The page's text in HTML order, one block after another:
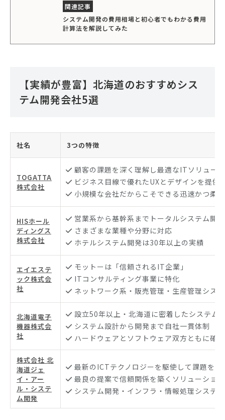
システム開発の費用相場と初心者でもわかる費用
計算法を解説してみた
【実績が豊富】北海道のおすすめシス
テム開発会社5選
社名 3つの特徴
TOGATTA
株式会社
顧客の課題を深く理解し最適なITソリュー
ビジネス目線で優れたUXとデザインを提供
小規模な会社だからこそできる迅速かつ柔
HISホール
ディングス
株式会社
営業系から基幹系までトータルシステム開発
さまざまな業種や分野に対応
ホテルシステム開発は30年以上の実績
エイエステ
ック株式会
社
モットーは「信頼されるIT企業」
ITコンサルティング事業に特化
ネットワーク系・販売管理・生産管理シス
北海道電子
機器株式会
社
設立50年以上・北海道に密着したシステム
システム設計から開発まで自社一貫体制
ハードウェアとソフトウェア双方ともに確
株式会社 北
海道ジェ
イ・アー
ル・システ
ム開発
最新のICTテクノロジーを駆使して課題を解
最良の提案で信頼関係を築くソリューショ
システム開発・インフラ・情報処理システ